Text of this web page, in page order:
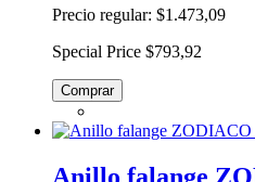
Precio regular: $1.473,09
Special Price $793,92
Comprar